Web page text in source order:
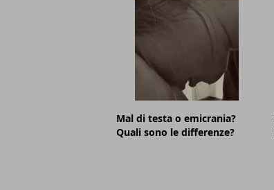
Mal di testa o emicrania?
Quali sono le differenze?